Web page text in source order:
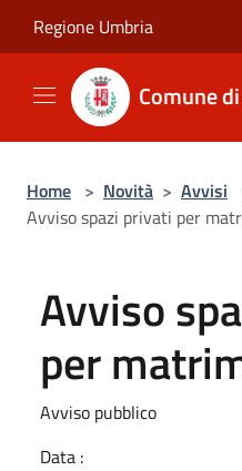
Regione Umbria
Comune
Home > Novità > Avvisi
Avviso spazi privati per
Avviso
per
Avviso pubblico
Data :